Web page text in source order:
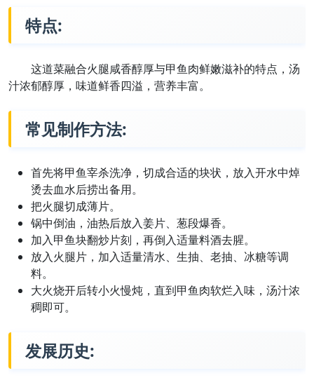
特点:
这道菜融合火腿咸香醇厚与甲鱼肉鲜嫩滋补的特点，汤
汁浓郁醇厚，味道鲜香四溢，营养丰富。
常见制作方法:
首先将甲鱼宰杀洗净，切成合适的块状，放入开水中焯
烫去血水后捞出备用。
把火腿切成薄片。
锅中倒油，油热后放入姜片、葱段爆香。
加入甲鱼块翻炒片刻，再倒入适量料酒去腥。
放入火腿片，加入适量清水、生抽、老抽、冰糖等调
料。
大火烧开后转小火慢炖，直到甲鱼肉软烂入味，汤汁浓
稠即可。
发展历史: